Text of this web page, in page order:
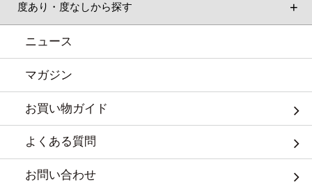
度あり・度なしから探す
ニュース
マガジン
お買い物ガイド
よくある質問
お問い合わせ